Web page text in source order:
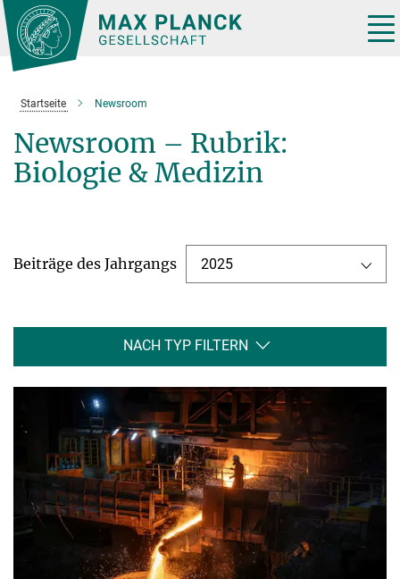
Hauptinhalt
Startseite Newsroom
Newsroom – Rubrik:
Biologie & Medizin
Beiträge des Jahrgangs 2025
NACH TYP FILTERN